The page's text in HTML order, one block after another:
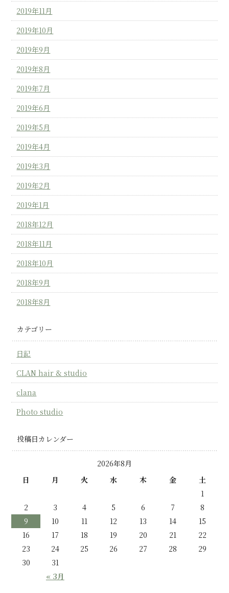
2019年11月
2019年10月
2019年9月
2019年8月
2019年7月
2019年6月
2019年5月
2019年4月
2019年3月
2019年2月
2019年1月
2018年12月
2018年11月
2018年10月
2018年9月
2018年8月
カテゴリー
日記
CLAN hair & studio
clana
Photo studio
投稿日カレンダー
2026年8月
日
月 火 水 木 金 土
« 3月
1
2
3 4 5 6 7
8
9
10 11 12 13 14
15
16
17 18 19 20 21
22
23
24 25 26 27 28
29
30
31